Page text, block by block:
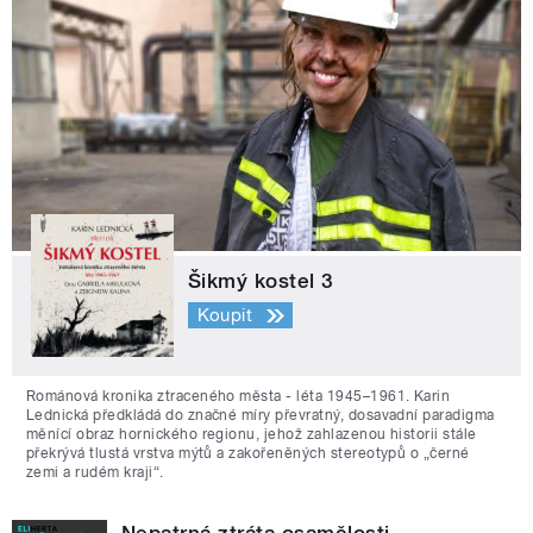
Šikmý kostel 3
Koupit
Románová kronika ztraceného města - léta 1945–1961. Karin
Lednická předkládá do značné míry převratný, dosavadní paradigma
měnící obraz hornického regionu, jehož zahlazenou historii stále
překrývá tlustá vrstva mýtů a zakořeněných stereotypů o „černé
zemi a rudém kraji“.